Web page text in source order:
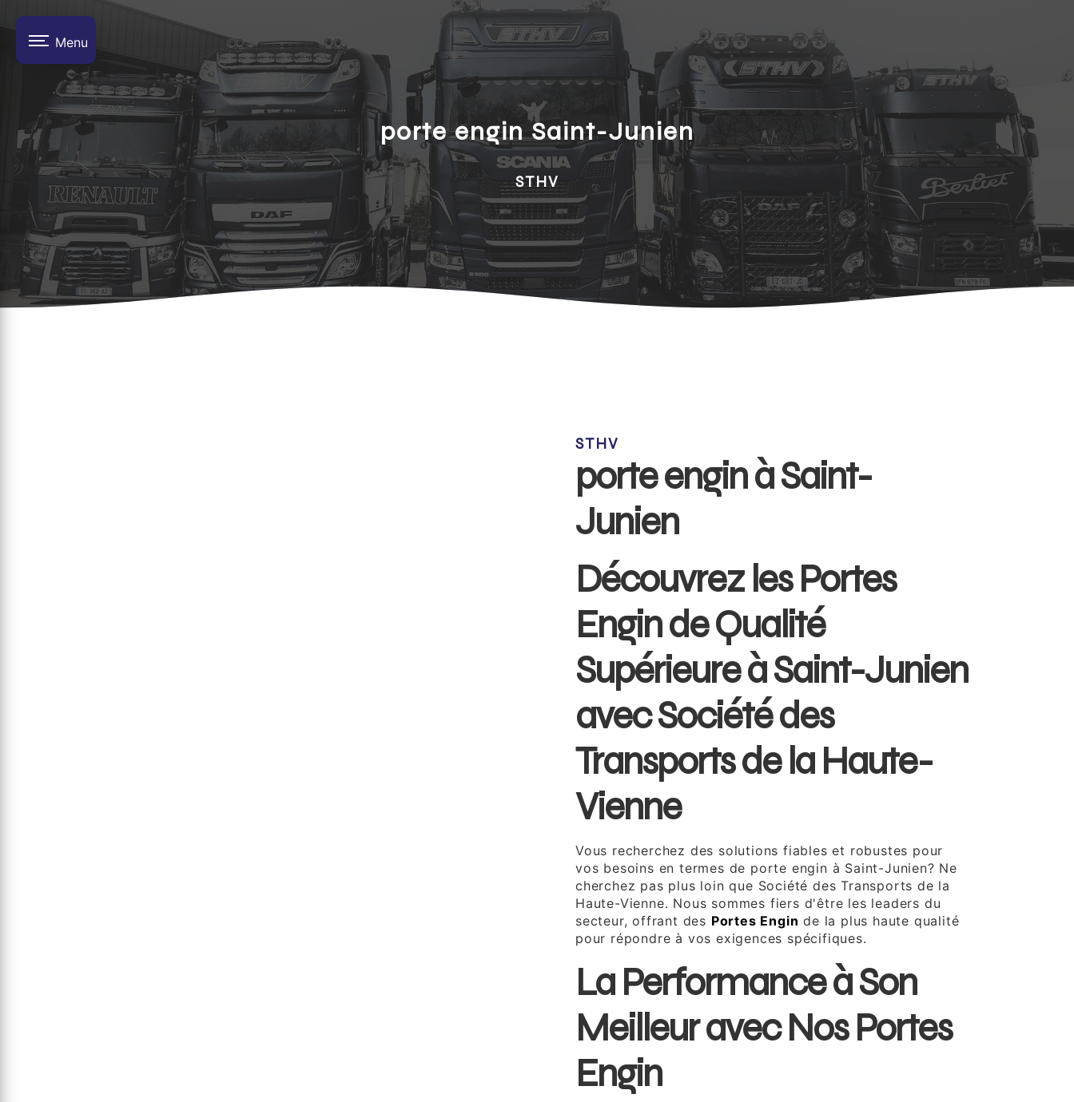
Menu
porte engin Saint-Junien
STHV
STHV
porte engin à Saint-
Junien
Découvrez les Portes
Engin de Qualité
Supérieure à Saint-Junien
avec Société des
Transports de la Haute-
Vienne
Vous recherchez des solutions fiables et robustes pour
vos besoins en termes de porte engin à Saint-Junien? Ne
cherchez pas plus loin que Société des Transports de la
Haute-Vienne. Nous sommes fiers d'être les leaders du
secteur, offrant des Portes Engin de la plus haute qualité
pour répondre à vos exigences spécifiques.
La Performance à Son
Meilleur avec Nos Portes
Engin
Panneau de gestion des cookies